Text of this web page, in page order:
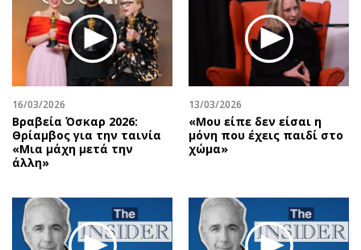
16/03/2026
Βραβεία Όσκαρ 2026:
Θρίαμβος για την ταινία
«Μια μάχη μετά την
άλλη»
13/03/2026
«Μου είπε δεν είσαι η
μόνη που έχεις παιδί στο
χώμα»